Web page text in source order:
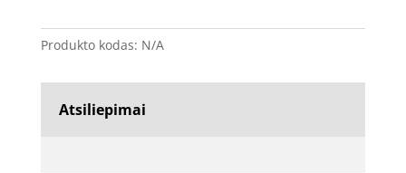
Produkto kodas: N/A
Atsiliepimai